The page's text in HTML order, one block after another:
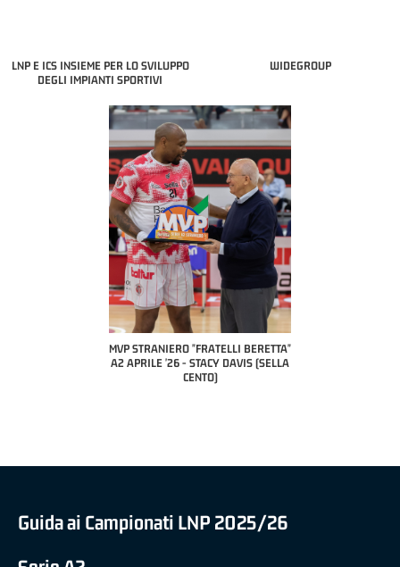
LNP E ICS INSIEME PER LO SVILUPPO
DEGLI IMPIANTI SPORTIVI
WIDEGROUP
MVP "FRATELLI BERETTA" SAMUEL
DILAS B NAZIONALE APRILE '26 -
MARCO RESTELLI (TAV TREVIGLIO
Guida ai Campionati LNP 2025/26